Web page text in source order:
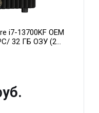
i7-13700KF OEM
32 ГБ ОЗУ (2
384-Bit 3xDP